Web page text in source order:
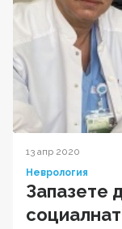
13 апр 2020
Неврология
Запазете